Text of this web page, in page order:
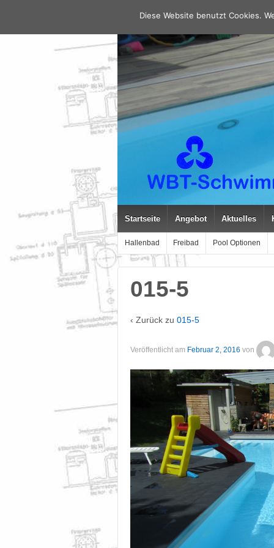
Startseite Angebot Aktuelles
Hallenbad Freibad Pool Optionen
015-5
‹ Zurück zu 015-5
Veröffentlicht am Februar 2, 2016 von
Diese Website benutzt Cookies.